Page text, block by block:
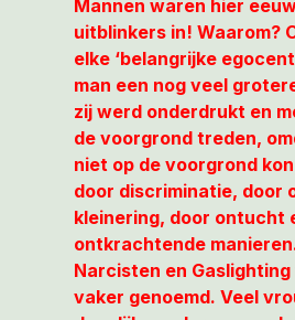
Mannen waren hier
uitblinkers in! Waarom?
elke ‘belangrijke
man een nog veel
zij werd onderdrukt en
de voorgrond treden,
niet op de voorgrond
door discriminatie, door
kleinering, door ontucht
ontkrachtende
Narcisten en
vaker genoemd. Veel